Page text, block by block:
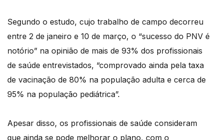
Segundo o estudo, cujo trabalho de campo decorreu
entre 2 de janeiro e 10 de março, o “sucesso do PNV é
notório” na opinião de mais de 93% dos profissionais
de saúde entrevistados, “comprovado ainda pela taxa
de vacinação de 80% na população adulta e cerca de
95% na população pediátrica”.
Apesar disso, os profissionais de saúde consideram
que ainda se pode melhorar o plano, com o